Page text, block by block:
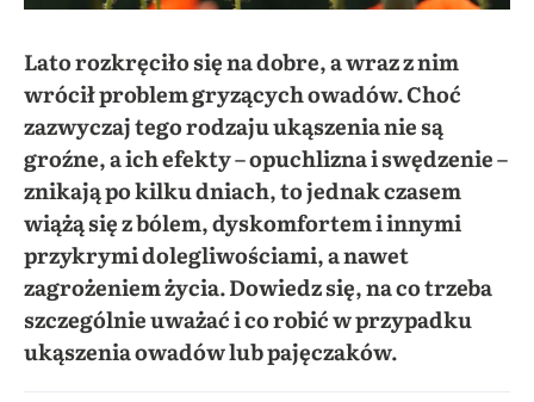
Lato rozkręciło się na dobre, a wraz z nim
wrócił problem gryzących owadów. Choć
zazwyczaj tego rodzaju ukąszenia nie są
groźne, a ich efekty – opuchlizna i swędzenie –
znikają po kilku dniach, to jednak czasem
wiążą się z bólem, dyskomfortem i innymi
przykrymi dolegliwościami, a nawet
zagrożeniem życia. Dowiedz się, na co trzeba
szczególnie uważać i co robić w przypadku
ukąszenia owadów lub pajęczaków.